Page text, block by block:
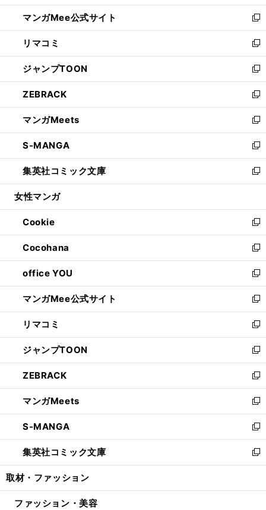
開
く
ン
ド
ウ
で
開
く
ウ
ィ
ン
ド
ウ
で
開
く
し
い
ウ
ィ
ン
ド
ウ
で
開
く
マンガMee公式サイト
新
し
い
ウ
ィ
ン
ド
ウ
で
開
く
リマコミ
新
し
い
ウ
ィ
ン
ド
ウ
で
開
く
ジャンプTOON
新
し
い
ウ
ィ
ン
ド
ウ
で
開
ZEBRACK
新
し
い
ウ
ィ
ン
ド
ウ
開
く
マンガMeets
新
し
い
ウ
ィ
ン
ウ
で
開
く
S-MANGA
新
し
い
ウ
ン
ド
ウ
で
開
く
集英社コミック文庫
新
し
ウ
ィ
ン
ド
ウ
で
開
く
女性マンガ
Cookie
新
し
い
ウ
ィ
ン
ド
ウ
で
開
く
Cocohana
新
し
い
ウ
ィ
ン
ド
ウ
で
開
く
office YOU
新
し
い
ウ
ィ
ン
ド
ウ
で
開
く
マンガMee公式サイト
新
し
い
ウ
ィ
ン
ド
ウ
で
開
く
リマコミ
新
し
い
ウ
ィ
ン
ド
ウ
で
開
く
ジャンプTOON
新
し
い
ウ
ィ
ン
ド
ウ
で
開
ZEBRACK
新
し
い
ウ
ィ
ン
ド
ウ
開
マンガMeets
新
し
い
ウ
ィ
ン
ウ
S-MANGA
新
し
い
ウ
ン
集英社コミック文庫
新
し
ウ
取材・ファッション
ファッション・美容